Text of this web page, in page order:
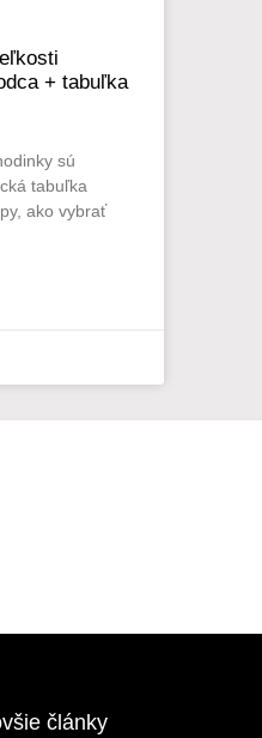
+ tabuľka
sú
tabuľka
ako vybrať
články